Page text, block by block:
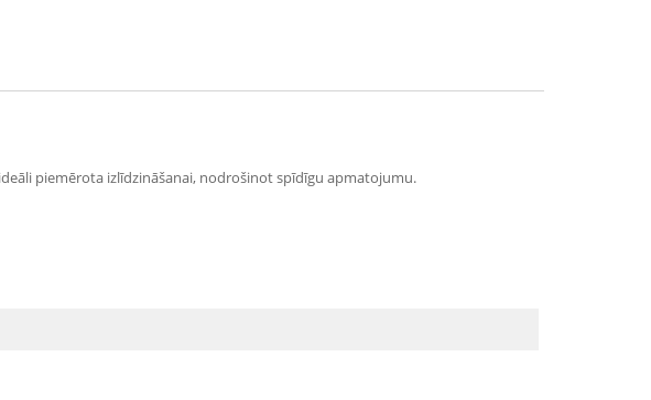
piemērota izlīdzināšanai, nodrošinot spīdīgu apmatojumu.